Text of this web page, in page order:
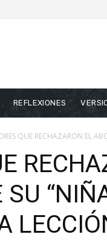
REFLEXIONES
QUE RECHAZARON EL
SU